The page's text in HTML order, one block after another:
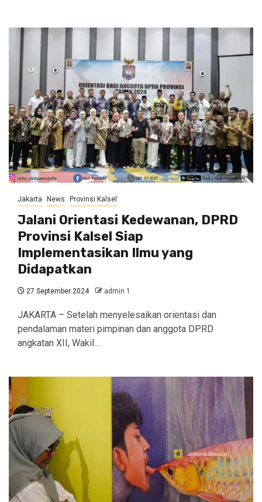
Jakarta News Provinsi Kalsel
Jalani Orientasi Kedewanan, DPRD
Provinsi Kalsel Siap
Implementasikan Ilmu yang
Didapatkan
27 September 2024 admin 1
JAKARTA – Setelah menyelesaikan orientasi dan
pendalaman materi pimpinan dan anggota DPRD
angkatan XII, Wakil…